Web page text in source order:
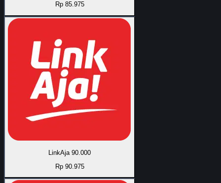
Rp 85.975
LinkAja 90.000
Rp 90.975